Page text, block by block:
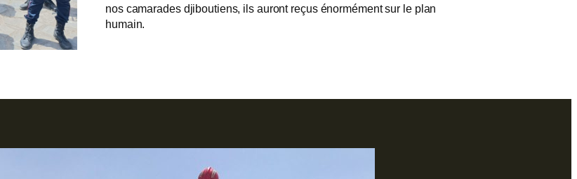
nos camarades djiboutiens, ils auront reçus énormément sur le plan
humain.